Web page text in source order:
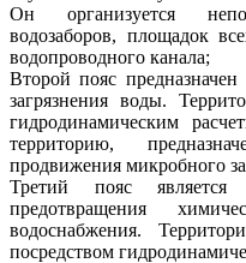
Он организуется
водозаборов, площадок
водопроводного канала;
Второй пояс
загрязнения воды.
гидродинамическим
территорию,
продвижения микробного
Третий пояс является
предотвращения
водоснабжения.
посредством